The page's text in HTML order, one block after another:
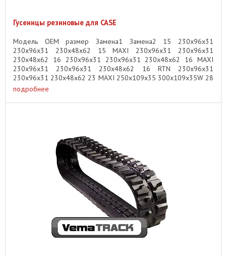
Гусеницы резиновые для CASE
Модель OEM размер Замена1 Замена2 15 230x96x31
230x96x31 230x48x62 15 MAXI 230x96x31 230x96x31
230x48x62 16 230x96x31 230x96x31 230x48x62 16 MAXI
230x96x31 230x96x31 230x48x62 16 RTN 230x96x31
230x96x31 230x48x62 23 MAXI 250x109x35 300x109x35W 28
...
подробнее